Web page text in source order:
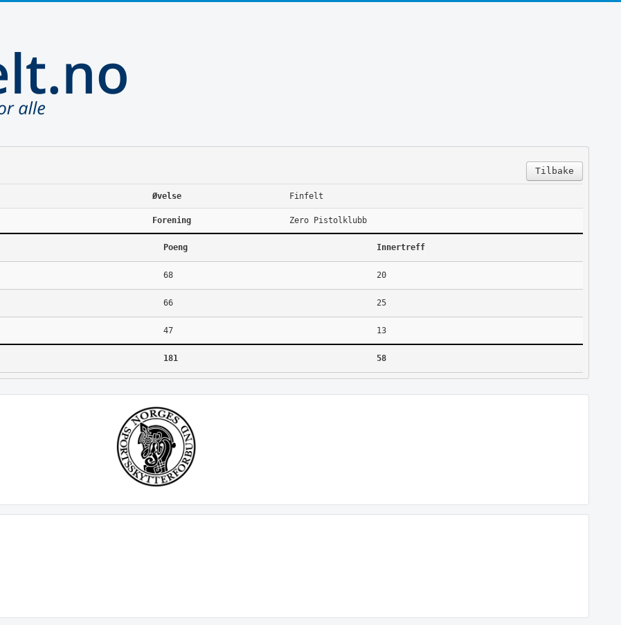
Tilbake
Øvelse Finfelt
Forening Zero Pistolklubb
Poeng Innertreff
68 20
66 25
47 13
181 58